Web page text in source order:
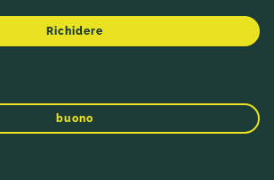
dell'hotel
Richidere
buono